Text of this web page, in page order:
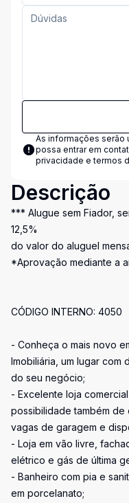
As informações serão
possa entrar em
privacidade e termos
Descrição
*** Alugue sem Fiador,
12,5%
do valor do aluguel
*Aprovação mediante a
CÓDIGO INTERNO: 4050
- Conheça o mais novo
Imobiliária, um lugar com
do seu negócio;
- Excelente loja
possibilidade também
vagas de garagem e
- Loja em vão livre,
elétrico e gás de última
- Banheiro com pia e
em porcelanato;